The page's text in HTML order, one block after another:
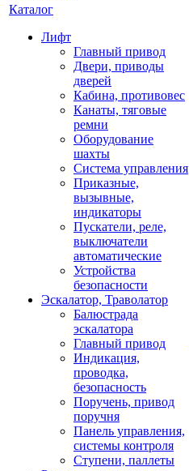
Каталог
Лифт
Главный привод
Двери, приводы
дверей
Кабина, противовес
Канаты, тяговые
ремни
Оборудование
шахты
Система управления
Приказные,
вызывные,
индикаторы
Пускатели, реле,
выключатели
автоматические
Устройства
безопасности
Эскалатор, Траволатор
Балюстрада
эскалатора
Главный привод
Индикация,
проводка,
безопасность
Поручень, привод
поручня
Панель управления,
системы контроля
Ступени, паллеты